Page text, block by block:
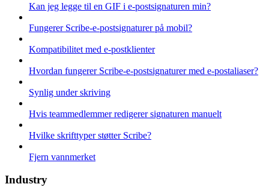
Kan jeg legge til en GIF i e-postsignaturen min?
Fungerer Scribe-e-postsignaturer på mobil?
Kompatibilitet med e-postklienter
Hvordan fungerer Scribe-e-postsignaturer med e-postaliaser?
Synlig under skriving
Hvis teammedlemmer redigerer signaturen manuelt
Hvilke skrifttyper støtter Scribe?
Fjern vannmerket
Industry